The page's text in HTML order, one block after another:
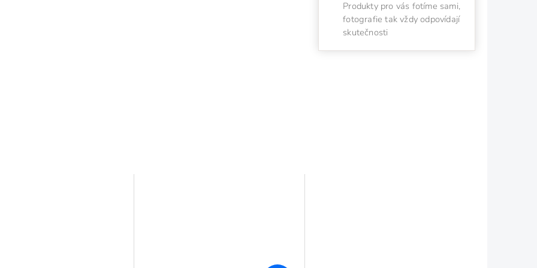
Produkty pro vás fotíme sami,
fotografie tak vždy odpovídají
skutečnosti